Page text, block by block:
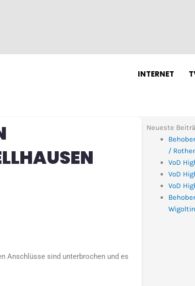
INTERNET
Anschlüsse sind unterbrochen und es
Neueste
/
VoD
VoD
VoD